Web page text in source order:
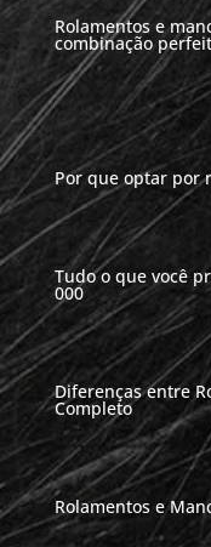
Rolamentos e
combinação
Por que optar por
Tudo o que você
000
Diferenças entre
Completo
Rolamentos e